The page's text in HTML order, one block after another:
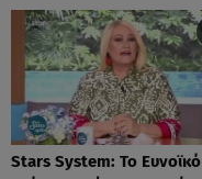
Stars System: Το Ευνοϊκό